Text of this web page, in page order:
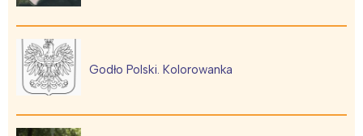
Godło Polski. Kolorowanka